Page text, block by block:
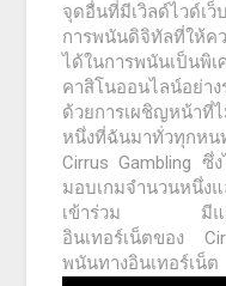
จุดอื่นที่มีเวิลด์ไวด์เ
การพนันดิจิทัลที่ให้ค
ได้ในการพนันเป็นพิ
คาสิโนออนไลน์อย่า
ด้วยการเผชิญหน้า
หนึ่งที่ฉันมาทั่วทุกหน
Cirrus Gambling ซึ่
มอบเกมจำนวนหนึ่ง
เข้าร่วม มีแรงจู
อินเทอร์เน็ตของ
พนันทางอินเทอร์เน็ต